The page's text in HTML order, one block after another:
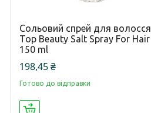
Сольовий спрей для волосся
Top Beauty Salt Spray For Hair
150 ml
198,45 ₴
Готово до відправки